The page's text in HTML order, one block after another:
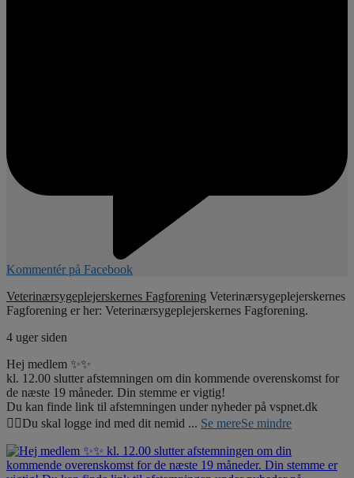
Kommentér på Facebook
Veterinærsygeplejerskernes Fagforening Veterinærsygeplejerskernes
Fagforening er her: Veterinærsygeplejerskernes Fagforening.
4 uger siden
Hej medlem ✨✨
kl. 12.00 slutter afstemningen om din kommende overenskomst for
de næste 19 måneder. Din stemme er vigtig!
Du kan finde link til afstemningen under nyheder på vspnet.dk
☝🏼Du skal logge ind med dit nemid ... Se mereSe mindre